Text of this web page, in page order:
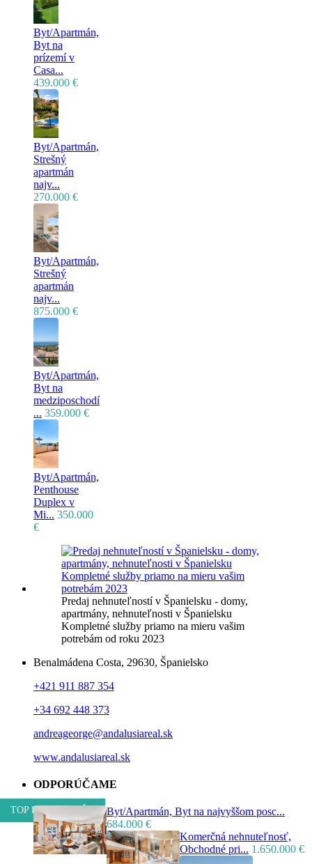
TOP PONUKA DŇA
Byt/Apartmán,
Byt na
prízemí v
Casa...
439.000 €
Byt/Apartmán,
Strešný
apartmán
najv...
270.000 €
Byt/Apartmán,
Strešný
apartmán
najv...
875.000 €
Byt/Apartmán,
Byt na
medziposchodí
... 359.000 €
Byt/Apartmán,
Penthouse
Duplex v
Mi... 350.000
€
Predaj nehnuteľností v Španielsku - domy,
apartmány, nehnuteľnosti v Španielsku
Kompletné služby priamo na mieru vašim
potrebám od roku 2023
Benalmádena Costa, 29630, Španielsko
+421 911 887 354
+34 692 448 373
andreageorge@andalusiareal.sk
www.andalusiareal.sk
ODPORÚČAME
Byt/Apartmán, Byt na najvyššom posc...
684.000 €
Komerčná nehnuteľnosť,
Obchodné pri... 1.650.000 €